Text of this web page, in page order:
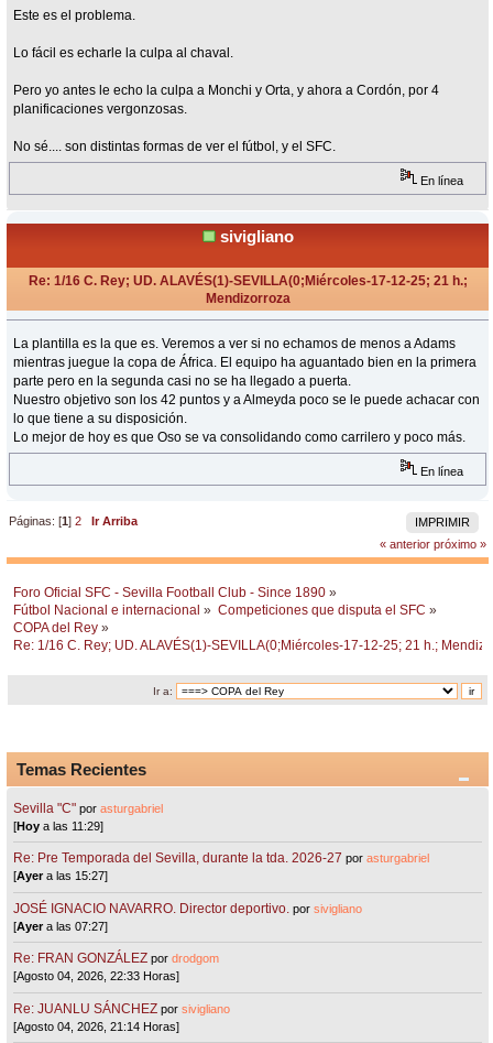
Este es el problema.
Lo fácil es echarle la culpa al chaval.
Pero yo antes le echo la culpa a Monchi y Orta, y ahora a Cordón, por 4
planificaciones vergonzosas.
No sé.... son distintas formas de ver el fútbol, y el SFC.
En línea
sivigliano
Re: 1/16 C. Rey; UD. ALAVÉS(1)-SEVILLA(0;Miércoles-17-12-25; 21 h.;
Mendizorroza
La plantilla es la que es. Veremos a ver si no echamos de menos a Adams
mientras juegue la copa de África. El equipo ha aguantado bien en la primera
parte pero en la segunda casi no se ha llegado a puerta.
Nuestro objetivo son los 42 puntos y a Almeyda poco se le puede achacar con
lo que tiene a su disposición.
Lo mejor de hoy es que Oso se va consolidando como carrilero y poco más.
En línea
IMPRIMIR
Páginas: [1]2
Ir Arriba
« anterior próximo »
Foro Oficial SFC - Sevilla Football Club - Since 1890 »
Fútbol Nacional e internacional » Competiciones que disputa el SFC »
COPA del Rey »
Re: 1/16 C. Rey; UD. ALAVÉS(1)-SEVILLA(0;Miércoles-17-12-25; 21 h.;
Ir a:
Temas Recientes
Sevilla "C"porasturgabriel
[Hoy a las 11:29]
Re: Pre Temporada del Sevilla, durante la tda. 2026-27 porasturgabriel
[Ayera las 15:27]
JOSÉ IGNACIO NAVARRO. Director deportivo. porsivigliano
[Ayera las 07:27]
Re: FRAN GONZÁLEZ pordrodgom
[Agosto 04, 2026, 22:33 Horas]
Re: JUANLU SÁNCHEZ porsivigliano
[Agosto 04, 2026, 21:14 Horas]